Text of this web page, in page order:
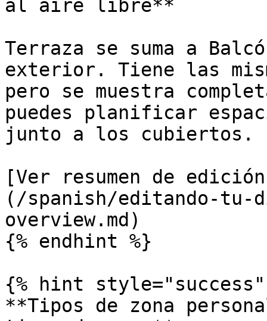
al aire libre**
Terraza se suma a
exterior. Tiene las
pero se muestra
puedes planificar
junto a los cubiertos.
[Ver resumen de
(/spanish/editando-
overview.md)
{% endhint %}
{% hint style="success"
**Tipos de zona